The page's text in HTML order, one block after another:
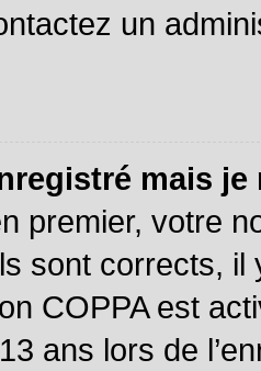
un
mais
premier, votre
sont corrects,
COPPA est
ans lors de